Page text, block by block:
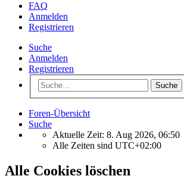
FAQ
Anmelden
Registrieren
Suche
Anmelden
Registrieren
Suche
Foren-Übersicht
Suche
Aktuelle Zeit: 8. Aug 2026, 06:50
Alle Zeiten sind UTC+02:00
Alle Cookies löschen